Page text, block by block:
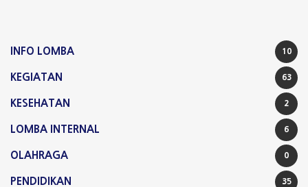
INFO LOMBA 10
KEGIATAN 63
KESEHATAN 2
LOMBA INTERNAL 6
OLAHRAGA 0
PENDIDIKAN 35